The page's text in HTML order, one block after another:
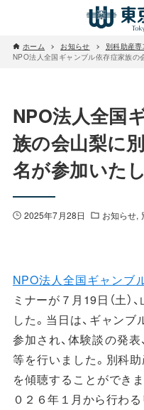
ホーム お知らせ
別科助産
NPO法人全国
族の会山梨に
名が参加いた
2025年7月28日 お知らせ
NPO法人全国ギャンブ
ミナーが７月19日（土）
した。当日は、ギャン
参加され、体験談の発
等を行いました。別科
を傾聴することができ
０２６年１月から行わ